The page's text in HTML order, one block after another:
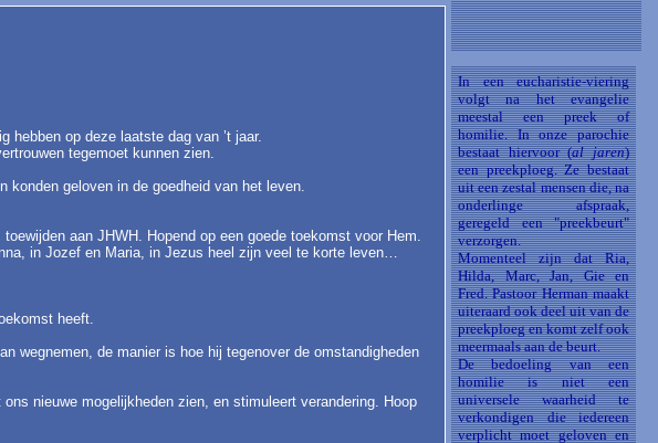
op deze laatste dag van ’t jaar.
tegemoet kunnen zien.
geloven in de goedheid van het leven.
aan JHWH. Hopend op een goede toekomst voor Hem.
in Jozef en Maria, in Jezus heel zijn veel te korte leven…
heeft.
wegnemen, de manier is hoe hij tegenover de omstandigheden
nieuwe mogelijkheden zien, en stimuleert verandering. Hoop
In een eucharistie-viering
volgt na het evangelie
meestal een preek of
homilie. In onze parochie
bestaat hiervoor (al jaren)
een preekploeg. Ze bestaat
uit een zestal mensen die, na
onderlinge afspraak,
geregeld een "preekbeurt"
verzorgen.
Momenteel zijn dat Ria,
Hilda, Marc, Jan, Gie en
Fred. Pastoor Herman maakt
uiteraard ook deel uit van de
preekploeg en komt zelf ook
meermaals aan de beurt.
De bedoeling van een
homilie is niet een
universele waarheid te
verkondigen die iedereen
verplicht moet geloven en